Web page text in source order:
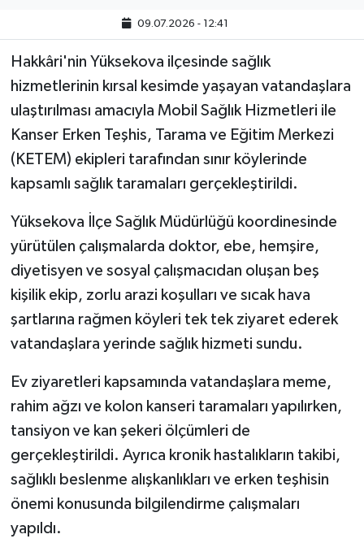
09.07.2026 - 12:41
Hakkâri'nin Yüksekova ilçesinde sağlık
hizmetlerinin kırsal kesimde yaşayan vatandaşlara
ulaştırılması amacıyla Mobil Sağlık Hizmetleri ile
Kanser Erken Teşhis, Tarama ve Eğitim Merkezi
(KETEM) ekipleri tarafından sınır köylerinde
kapsamlı sağlık taramaları gerçekleştirildi.
Yüksekova İlçe Sağlık Müdürlüğü koordinesinde
yürütülen çalışmalarda doktor, ebe, hemşire,
diyetisyen ve sosyal çalışmacıdan oluşan beş
kişilik ekip, zorlu arazi koşulları ve sıcak hava
şartlarına rağmen köyleri tek tek ziyaret ederek
vatandaşlara yerinde sağlık hizmeti sundu.
Ev ziyaretleri kapsamında vatandaşlara meme,
rahim ağzı ve kolon kanseri taramaları yapılırken,
tansiyon ve kan şekeri ölçümleri de
gerçekleştirildi. Ayrıca kronik hastalıkların takibi,
sağlıklı beslenme alışkanlıkları ve erken teşhisin
önemi konusunda bilgilendirme çalışmaları
yapıldı.
REKLAM
SİYASET
SPOR
TARİH
TEKNOLOJİ
YAŞAM